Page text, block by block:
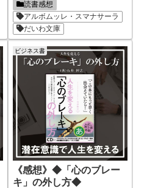
読書感想
アルボムッレ・スマナサーラ
だいわ文庫
ビジネス書
《感想》◆「心のブレー
キ」の外し方◆